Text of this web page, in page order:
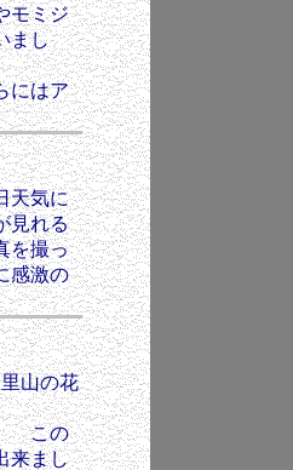
モミジ
まし
にはア
天気に
見れる
を撮っ
感激の
山の花
この
来まし